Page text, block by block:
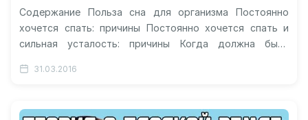
Содержание Польза сна для организма Постоянно
хочется спать: причины Постоянно хочется спать и
сильная усталость: причины Когда должна быть
31.03.2016